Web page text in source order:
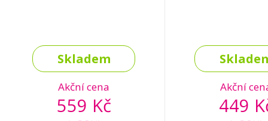
Skladem
Akční cena
559 Kč
Akční
449